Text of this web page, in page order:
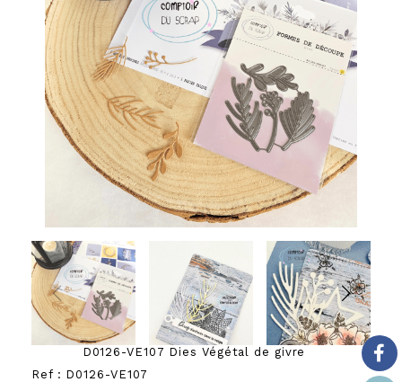
D0126-VE107 Dies Végétal de givre
Ref : D0126-VE107